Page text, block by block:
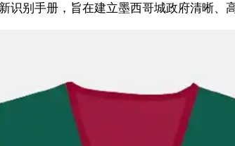
识别手册，旨在建立墨西哥城政府清晰、